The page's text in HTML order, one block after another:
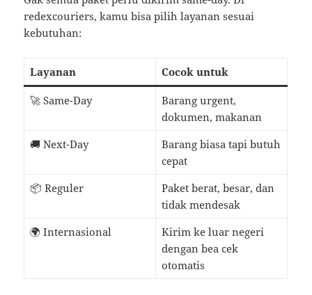
redexcouriers, kamu bisa pilih layanan sesuai
kebutuhan:
Layanan Cocok untuk
🚀 Same-Day
Barang urgent,
dokumen, makanan
🚚 Next-Day
Barang biasa tapi butuh
cepat
📦 Reguler
Paket berat, besar, dan
tidak mendesak
🌍 Internasional
Kirim ke luar negeri
dengan bea cek
otomatis